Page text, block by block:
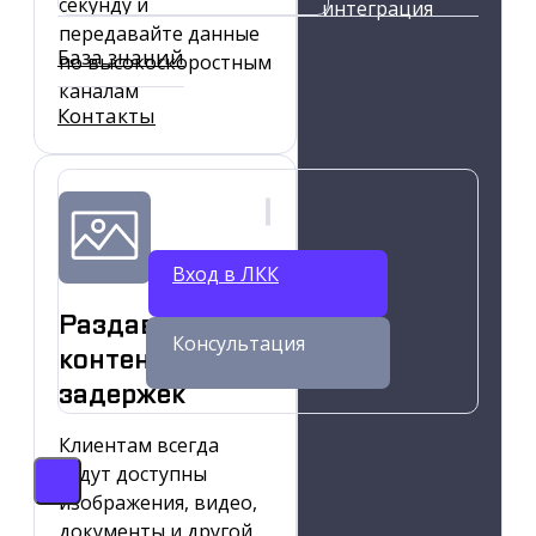
База знаний
Контакты
Вход в ЛКК
Консультация
передавайте данные
по высокоскоростным
каналам
Раздавайте
контент без
задержек
Клиентам всегда
будут доступны
изображения, видео,
интеграция